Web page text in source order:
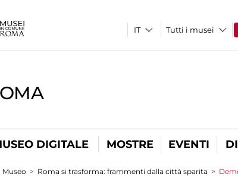
Tutti i musei
DIGITALE MOSTRE EVENTI
> Roma si trasforma: frammenti dalla città sparita >